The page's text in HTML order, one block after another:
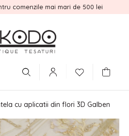
comenzile mai mari de 500 lei
cu aplicatii din flori 3D Galben